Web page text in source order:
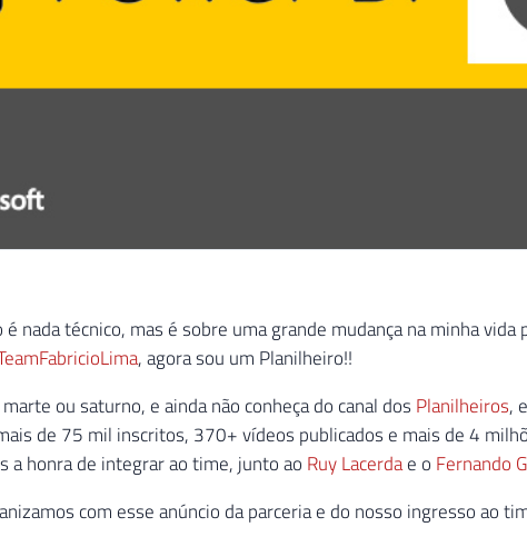
é nada técnico, mas é sobre uma grande mudança na minha
, agora sou um Planilheiro!!
ou saturno, e ainda não conheça do canal dos Planilheiros,
de 75 mil inscritos, 370+ vídeos publicados e mais de 4
a honra de integrar ao time, junto ao Ruy Lacerdae o Fernando
com esse anúncio da parceria e do nosso ingresso ao